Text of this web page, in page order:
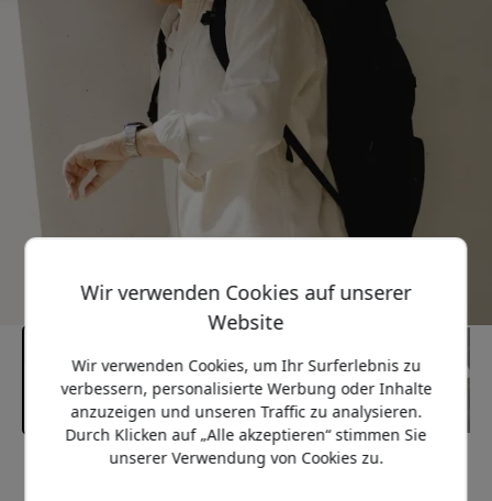
Empfohlener Preis
Wir verwenden Cookies auf unserer
Website
Wir verwenden Cookies, um Ihr Surferlebnis zu
verbessern, personalisierte Werbung oder Inhalte
anzuzeigen und unseren Traffic zu analysieren.
Durch Klicken auf „Alle akzeptieren“ stimmen Sie
unserer Verwendung von Cookies zu.